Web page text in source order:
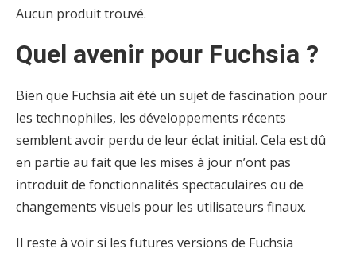
Aucun produit trouvé.
Quel avenir pour Fuchsia ?
Bien que Fuchsia ait été un sujet de fascination pour
les technophiles, les développements récents
semblent avoir perdu de leur éclat initial. Cela est dû
en partie au fait que les mises à jour n’ont pas
introduit de fonctionnalités spectaculaires ou de
changements visuels pour les utilisateurs finaux.
Il reste à voir si les futures versions de Fuchsia